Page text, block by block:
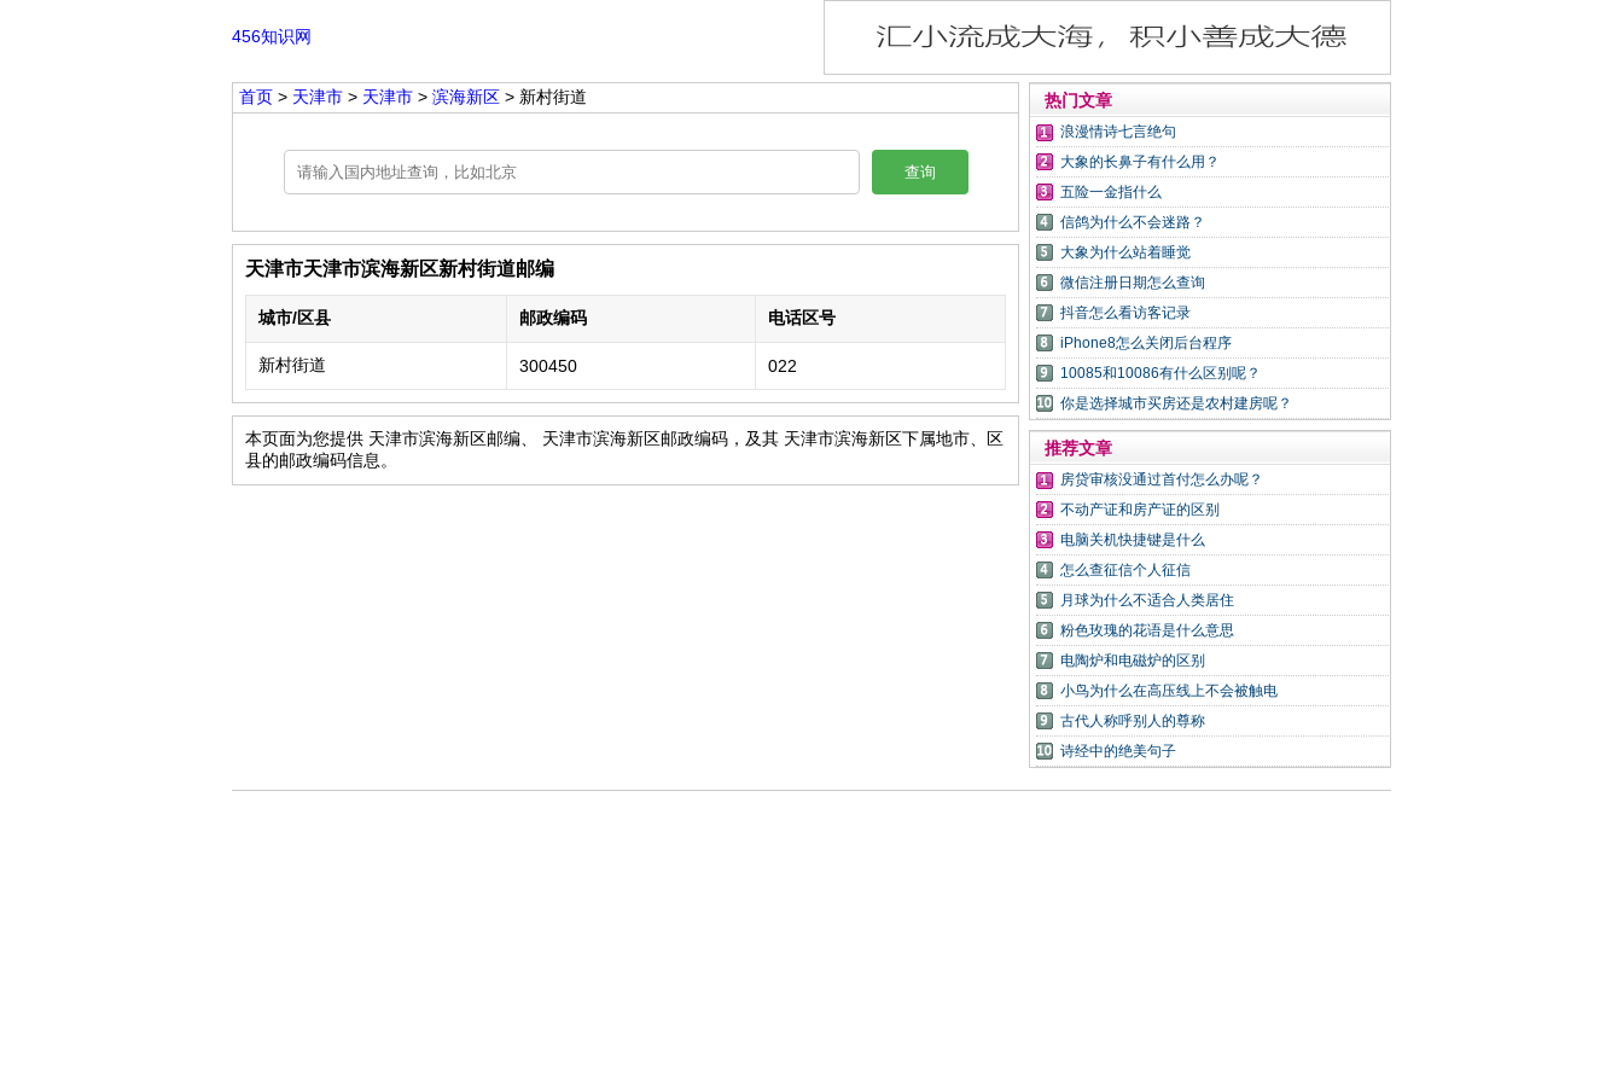
456知识网
首页 > 天津市 > 天津市 > 滨海新区 > 新村街道
查询
天津市天津市滨海新区新村街道邮编
城市/区县 邮政编码 电话区号
新村街道 300450 022
本页面为您提供 天津市滨海新区邮编、 天津市滨海新区邮政编码，及其 天津市滨海新区下属地市、区
县的邮政编码信息。
热门文章
浪漫情诗七言绝句
大象的长鼻子有什么用？
五险一金指什么
信鸽为什么不会迷路？
大象为什么站着睡觉
微信注册日期怎么查询
抖音怎么看访客记录
iPhone8怎么关闭后台程序
10085和10086有什么区别呢？
你是选择城市买房还是农村建房呢？
推荐文章
房贷审核没通过首付怎么办呢？
不动产证和房产证的区别
电脑关机快捷键是什么
怎么查征信个人征信
月球为什么不适合人类居住
粉色玫瑰的花语是什么意思
电陶炉和电磁炉的区别
小鸟为什么在高压线上不会被触电
古代人称呼别人的尊称
诗经中的绝美句子